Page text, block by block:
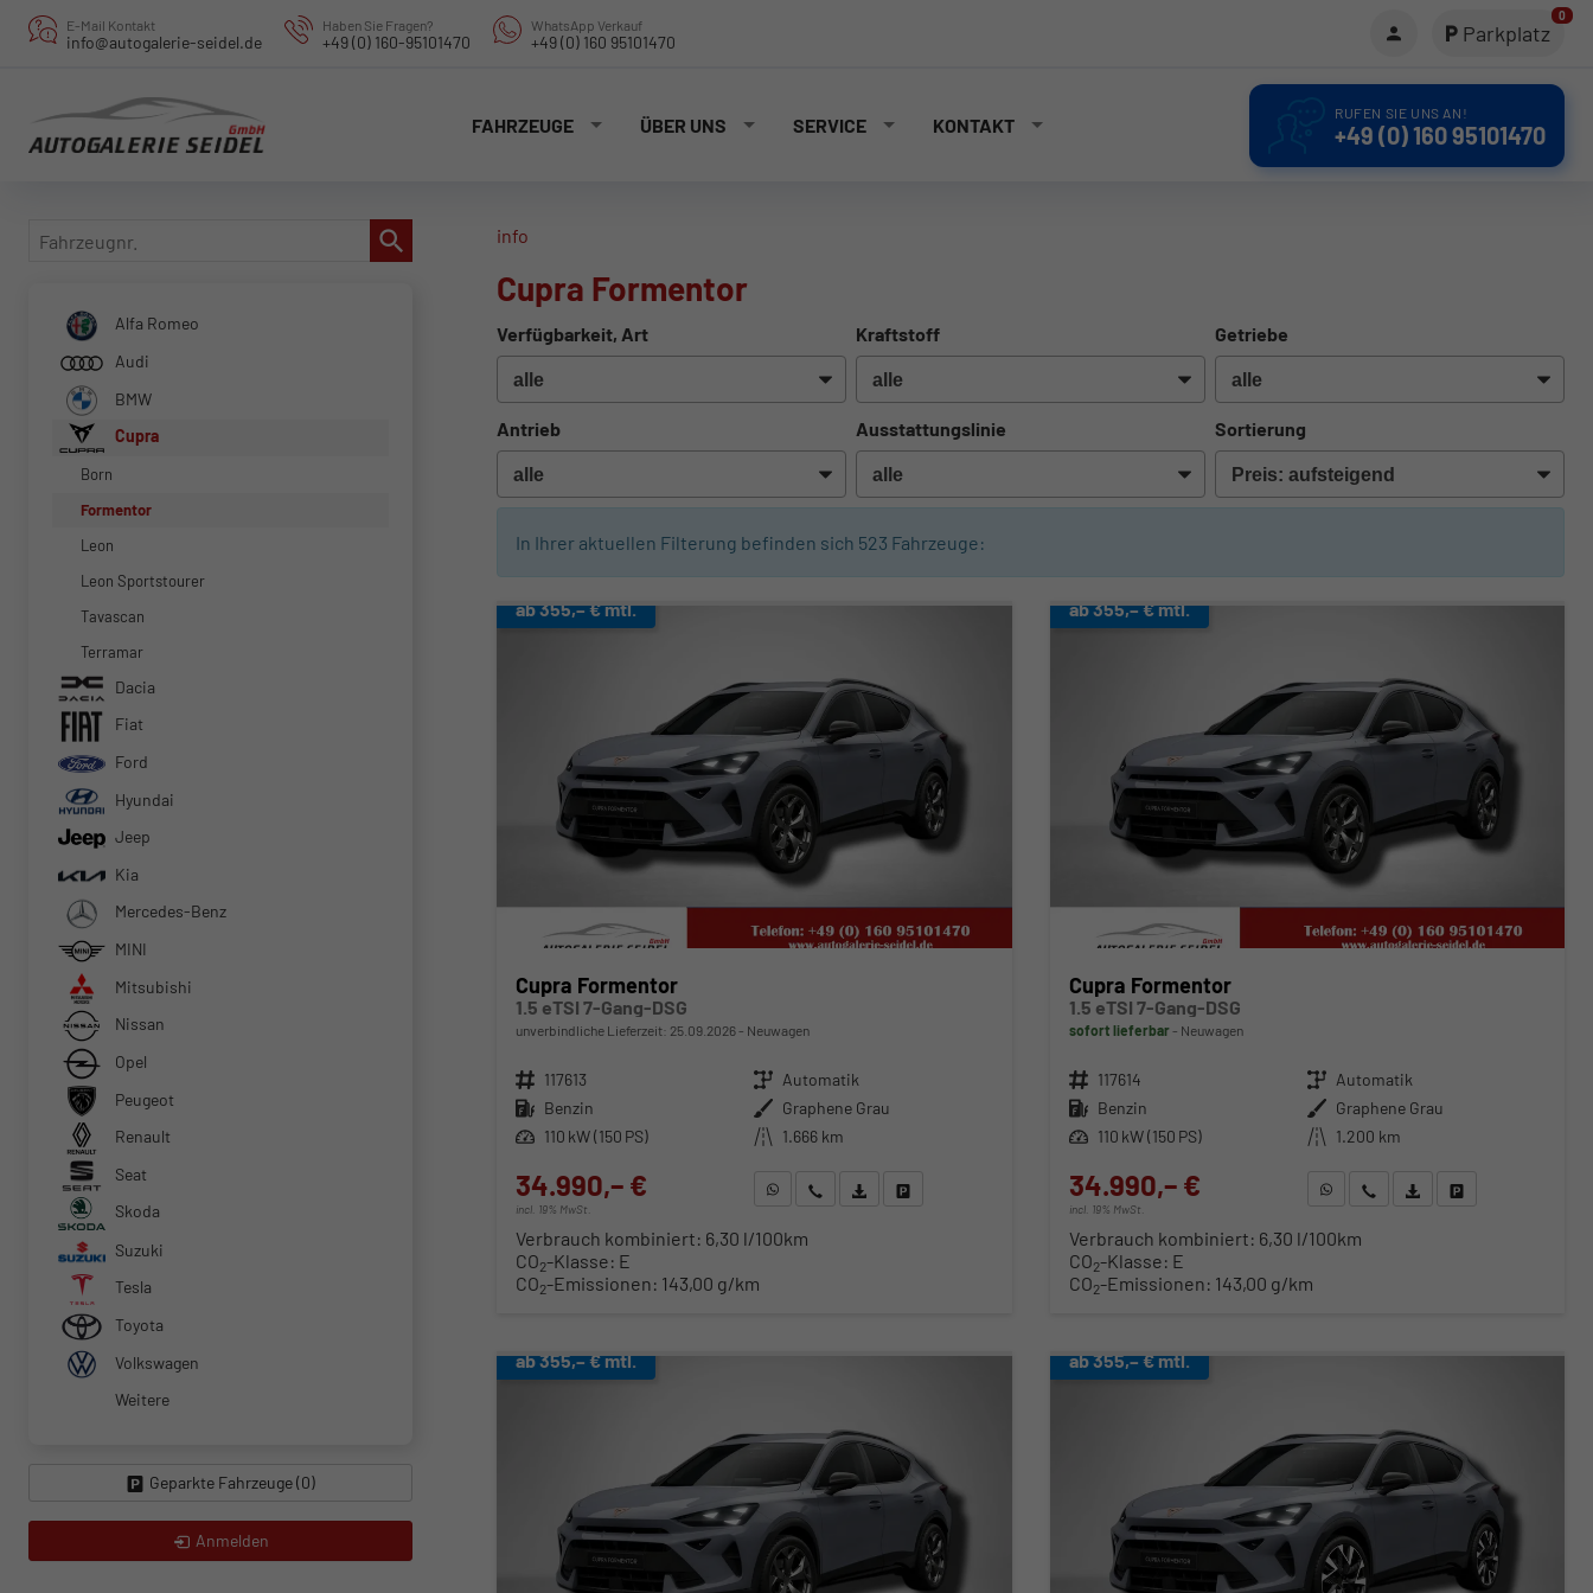
E-Mail Kontakt
info@autogalerie-seidel.de
Haben Sie Fragen?
+49 (0) 160-95101470
WhatsApp Verkauf
+49 (0) 160 95101470 Parkplatz
0
FAHRZEUGE ÜBER UNS SERVICE KONTAKT
RUFEN SIE UNS AN!
+49 (0) 160 95101470
info
Cupra Formentor
Verfügbarkeit, Art Kraftstoff Getriebe
Antrieb Ausstattungslinie Sortierung
In Ihrer aktuellen Filterung befinden sich 523 Fahrzeuge:
ab 355,– € mtl.
Cupra Formentor
1.5 eTSI 7-Gang-DSG
unverbindliche Lieferzeit: 25.09.2026 Neuwagen
Fahrzeugnr. 117613 Getriebe Automatik
Kraftstoff Benzin Außenfarbe Graphene Grau
Leistung 110 kW (150 PS) Kilometerstand 1.666 km
34.990,– €
incl. 19% MwSt.
WhatsApp anfragen
Wir rufen Sie anFahrzeugexposé (PDF)
Verbrauch kombiniert: 6,30 l/100km
CO2-Klasse: E
CO2-Emissionen: 143,00 g/km
ab 355,– € mtl.
Cupra Formentor
1.5 eTSI 7-Gang-DSG
sofort lieferbar Neuwagen
Fahrzeugnr. 117614 Getriebe Automatik
Kraftstoff Benzin Außenfarbe Graphene Grau
Leistung 110 kW (150 PS) Kilometerstand 1.200 km
34.990,– €
incl. 19% MwSt.
WhatsApp anfragen
Wir rufen Sie anFahrzeugexposé (PDF)
Fahrzeug parken
Verbrauch kombiniert: 6,30 l/100km
CO2-Klasse: E
CO2-Emissionen: 143,00 g/km
ab 355,– € mtl. ab 355,– € mtl.
Fahrzeugnr.
Alfa Romeo
Audi
BMW
Cupra
Born
Formentor
Leon
Leon Sportstourer
Tavascan
Terramar
Dacia
Fiat
Ford
Hyundai
Jeep
Kia
Mercedes-Benz
MINI
Mitsubishi
Nissan
Opel
Peugeot
Renault
Seat
Skoda
Suzuki
Tesla
Toyota
Volkswagen
Weitere
Geparkte Fahrzeuge (0)
Anmelden